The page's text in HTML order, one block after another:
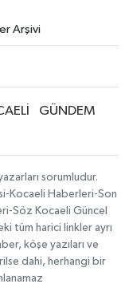
Arşivi
GÜNDEM
sorumludur.
Kocaeli Haberleri-Son
Söz Kocaeli Güncel
tüm harici linkler ayrı
köşe yazıları ve
dahi, herhangi bir